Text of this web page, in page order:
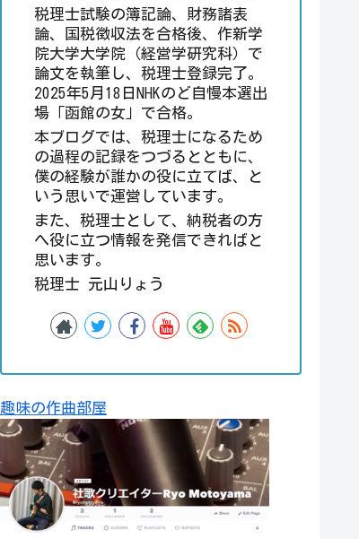
税理士試験の簿記論、財務諸表
論、国税徴収法を合格後、作新学
院大学大学院（経営学研究科）で
論文を執筆し、税理士登録完了。
2025年5月18日NHKのど自慢本選出
場「函館の女」で合格。
本ブログでは、税理士になるため
の過程の記録をつづるとともに、
僕の経験が誰かの役に立てば、と
いう思いで運営しています。
また、税理士として、納税者の方
へ役に立つ情報を発信できればと
思います。
税理士 元山りょう
趣味の作曲部屋